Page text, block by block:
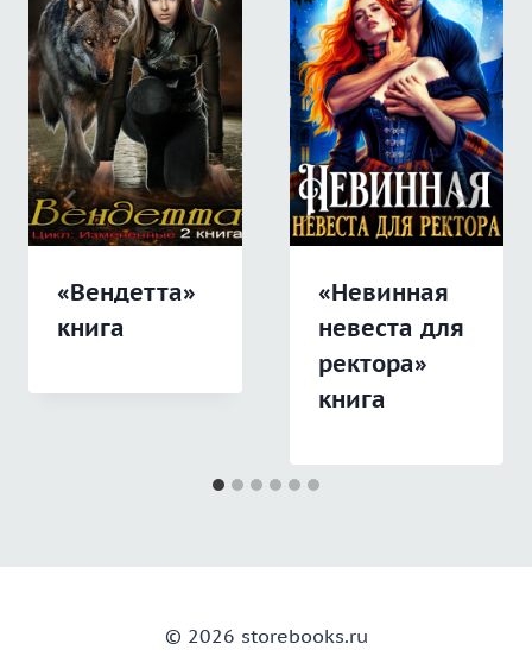
«Вендетта»
книга
«Невинная
невеста для
ректора»
книга
© 2026 storebooks.ru